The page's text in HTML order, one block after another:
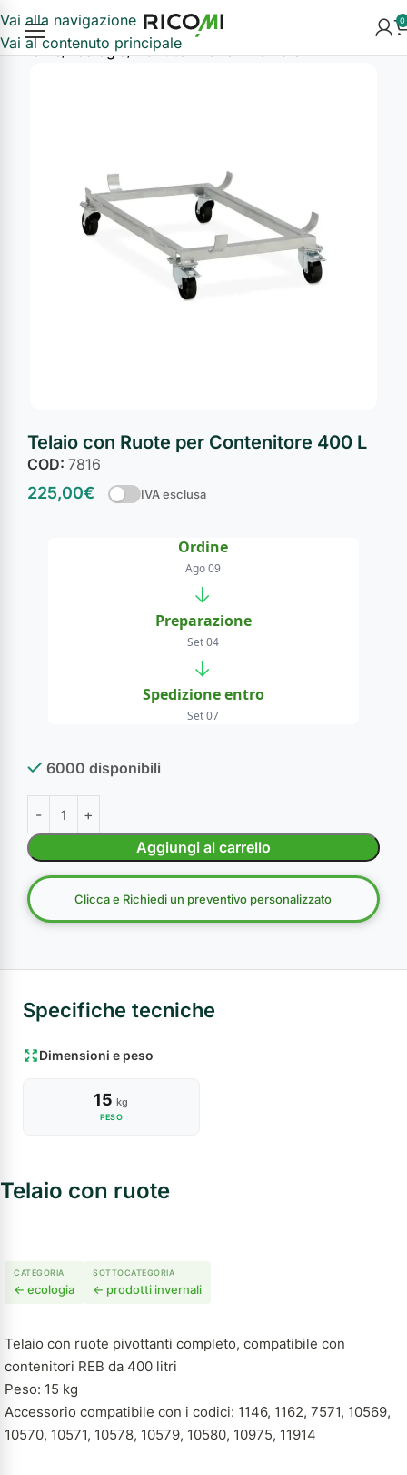
Vai alla navigazione
Vai al contenuto principale
0
Home Ecologia Manutenzione invernale
Telaio con Ruote per Contenitore 400 L
COD: 7816
225,00€ IVA esclusa
Ordine
Ago 09
→
Preparazione
Set 04
→
Spedizione entro
Set 07
6000 disponibili
Aggiungi al carrello
Clicca e Richiedi un preventivo personalizzato
Specifiche tecniche
Dimensioni e peso
15kg
PESO
Telaio con ruote
CATEGORIA
← ecologia
SOTTOCATEGORIA
← prodotti invernali
Telaio con ruote pivottanti completo, compatibile con
contenitori REB da 400 litri
Peso: 15 kg
Accessorio compatibile con i codici: 1146, 1162, 7571, 10569,
10570, 10571, 10578, 10579, 10580, 10975, 11914